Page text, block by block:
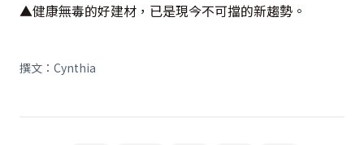
▲健康無毒的好建材，已是現今不可擋的新趨勢。
撰文：Cynthia